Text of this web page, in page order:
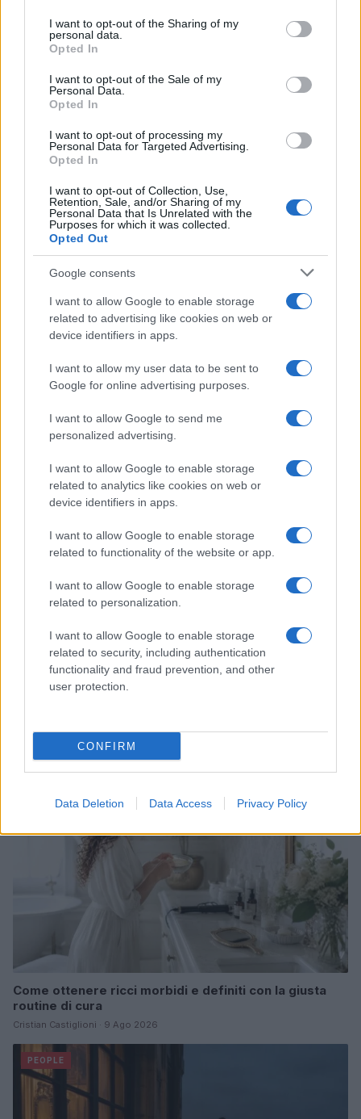
not limited to your visit or usage behaviour. You may click to
grant or deny consent to Google and its third-party tags to
use your data for below specified purposes in below Google
consent section.
I want to opt-out of the Sharing of my
personal data.
Opted In
I want to opt-out of the Sale of my
Personal Data.
Opted In
I want to opt-out of processing my
Personal Data for Targeted Advertising.
Opted In
I want to opt-out of Collection, Use,
Retention, Sale, and/or Sharing of my
Personal Data that Is Unrelated with the
Purposes for which it was collected.
Opted Out
Google consents
I want to allow Google to enable storage
related to advertising like cookies on web or
device identifiers in apps.
I want to allow my user data to be sent to
Google for online advertising purposes.
I want to allow Google to send me
personalized advertising.
I want to allow Google to enable storage
related to analytics like cookies on web or
device identifiers in apps.
I want to allow Google to enable storage
related to functionality of the website or app.
I want to allow Google to enable storage
related to personalization.
I want to allow Google to enable storage
related to security, including authentication
functionality and fraud prevention, and other
user protection.
CONFIRM
Data Deletion Data Access Privacy Policy
e preparati a viaggiare con stile! Non è mai troppo
presto per iniziare a sognare la prossima avventura
Con questi 10 must-have
un’estate indimenticabile! Ricorda di condividere la
tua lista con le amiche, perché la moda è ancora
l’ora di vedere i tuoi look estivi, quindi preparati a
brillare!
Staff
Come ottenere ricci morbidi e definiti con la giusta
routine di cura
Cristian Castiglioni · 9 Ago 2026
PEOPLE